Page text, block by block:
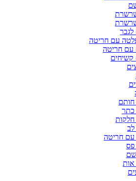
לגבר
עם חריטה
עם חריטה
קשיחים
כתר
עם חריטה
פס
אות